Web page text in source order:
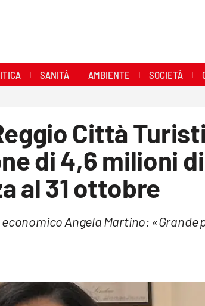
SANITÀ AMBIENTE SOCIETÀ
Città
di 4,6 milioni
al 31 ottobre
Angela Martino: